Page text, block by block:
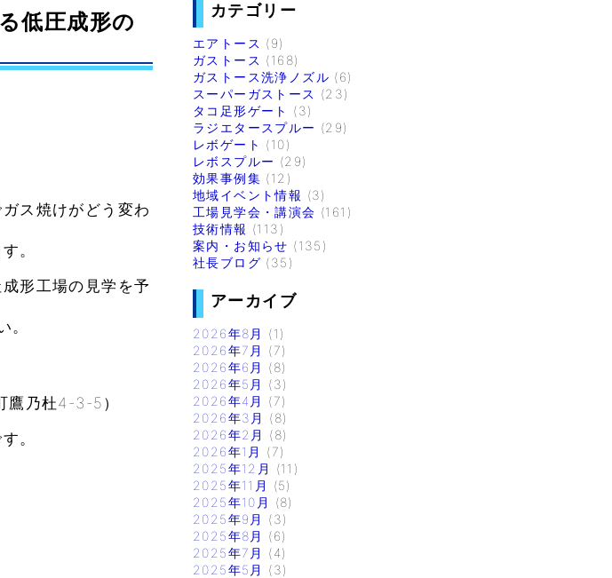
低圧成形の
ス焼けがどう変わ
。
形工場の見学を予
。
乃杜4-3-5）
。
カテゴリー
エアトース (9)
ガストース (168)
ガストース洗浄ノズル (6)
スーパーガストース (23)
タコ足形ゲート
(3)
ラジエタースプルー (29)
レボゲート (10)
レボスプルー (29)
効果事例集 (12)
地域イベント情報 (3)
工場見学会・講演会 (161)
技術情報 (113)
案内・お知らせ (135)
社長ブログ (35)
アーカイブ
2026年8月
(1)
2026年7月
(7)
2026年6月
(8)
2026年5月
(3)
2026年4月
(7)
2026年3月
(8)
2026年2月
(8)
2026年1月
(7)
2025年12月
(11)
2025年11月
(5)
2025年10月
(8)
2025年9月
(3)
2025年8月
(6)
2025年7月
(4)
2025年5月
(3)